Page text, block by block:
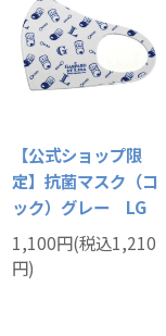
【公式ショップ限
定】抗菌マスク（コ
ック）グレー LG
1,100円(税込1,210
円)